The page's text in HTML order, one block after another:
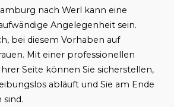
nach Werl kann eine
Angelegenheit sein.
bei diesem Vorhaben auf
Mit einer professionellen
Seite können Sie sicherstellen,
abläuft und Sie am Ende
sind.